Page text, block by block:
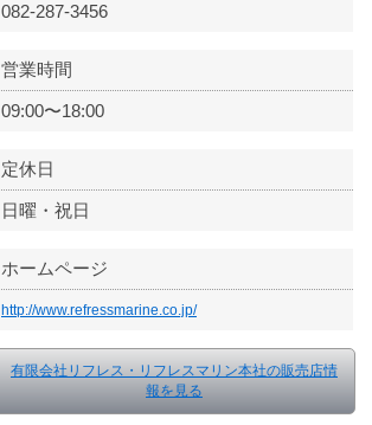
082-287-3456
営業時間
09:00〜18:00
定休日
日曜・祝日
ホームページ
http://www.refressmarine.co.jp/
有限会社リフレス・リフレスマリン本社の販売店情
報を見る